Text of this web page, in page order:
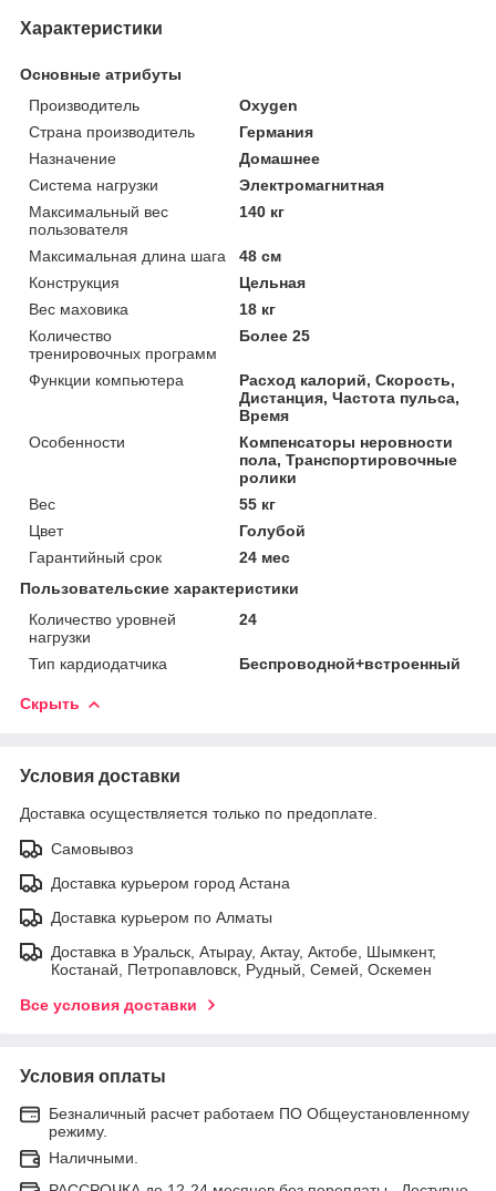
Характеристики
Основные атрибуты
Производитель
Oxygen
Страна производитель
Германия
Назначение
Домашнее
Система нагрузки
Электромагнитная
Максимальный вес
пользователя
140 кг
Максимальная длина шага
48 см
Конструкция
Цельная
Вес маховика
18 кг
Количество
тренировочных программ
Более 25
Функции компьютера
Расход калорий, Скорость,
Дистанция, Частота пульса,
Время
Особенности
Компенсаторы неровности
пола, Транспортировочные
ролики
Вес
55 кг
Цвет
Голубой
Гарантийный срок
24 мес
Пользовательские характеристики
Количество уровней
нагрузки
24
Тип кардиодатчика Беспроводной+встроенный
Скрыть
Условия доставки
Доставка осуществляется только по предоплате.
Самовывоз
Доставка курьером город Астана
Доставка курьером по Алматы
Доставка в Уральск, Атырау, Актау, Актобе, Шымкент,
Костанай, Петропавловск, Рудный, Семей, Оскемен
Все условия доставки
Условия оплаты
Безналичный расчет работаем ПО Общеустановленному
режиму.
Наличными.